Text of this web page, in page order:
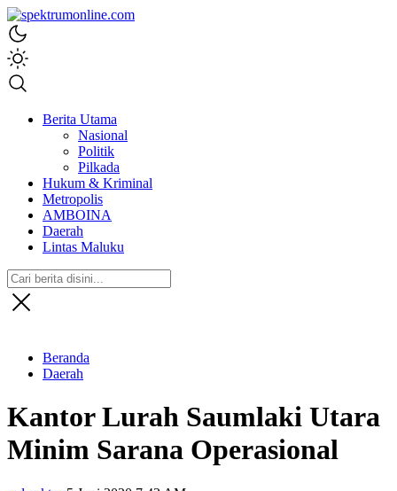
spektrumonline.com
Berita Utama
Nasional
Politik
Pilkada
Hukum & Kriminal
Metropolis
AMBOINA
Daerah
Lintas Maluku
Beranda
Daerah
Kantor Lurah Saumlaki Utara
Minim Sarana Operasional